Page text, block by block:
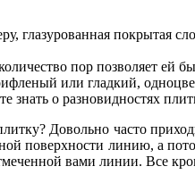
глазурованная покрытая
пор позволяет ей
или гладкий,
знать о разновидностях
Довольно часто
поверхности линию, а
вами линии. Все